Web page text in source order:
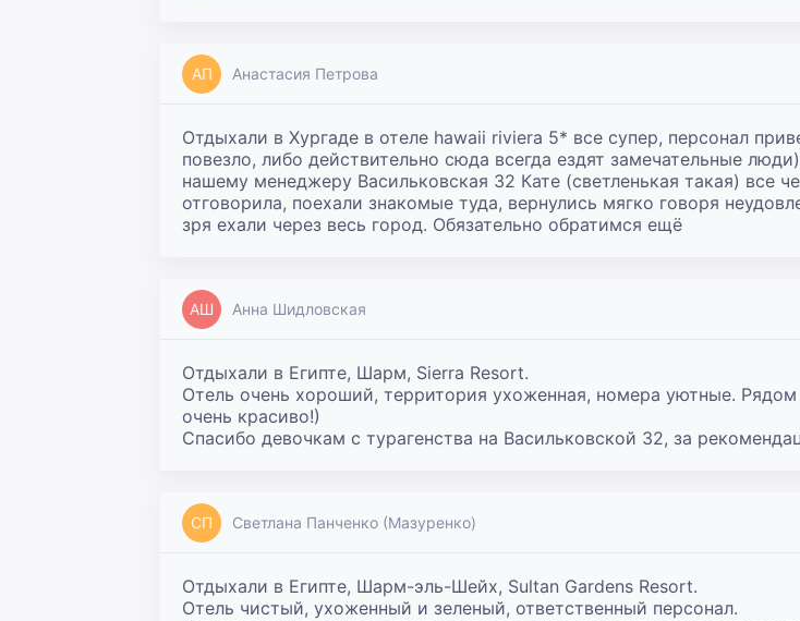
АП Анастасия Петрова
Отдыхали в Хургаде в отеле hawaii riviera 5* все супер, персонал
повезло, либо действительно сюда всегда ездят замечательные
нашему менеджеру Васильковская 32 Кате (светленькая такая) все
отговорила, поехали знакомые туда, вернулись мягко говоря
зря ехали через весь город. Обязательно обратимся ещё
АШ Анна Шидловская
Отдыхали в Египте, Шарм, Sierra Resort.
Отель очень хороший, территория ухоженная, номера уютные.
очень красиво!)
Спасибо девочкам с турагенства на Васильковской 32, за
СП Светлана Панченко (Мазуренко)
Отдыхали в Египте, Шарм-эль-Шейх, Sultan Gardens Resort.
Отель чистый, ухоженный и зеленый, ответственный персонал.